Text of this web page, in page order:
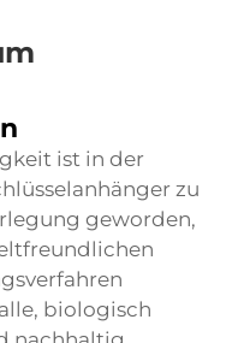
ist in der
zu
geworden,
biologisch